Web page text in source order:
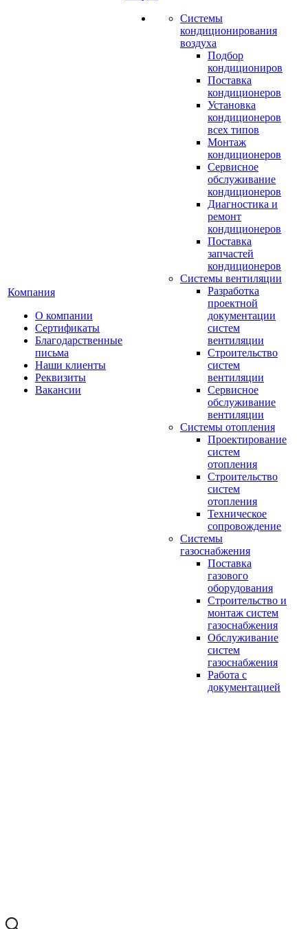
Компания
О компании
Сертификаты
Благодарственные
письма
Наши клиенты
Реквизиты
Вакансии
Системы
кондиционирования
воздуха
Подбор
кондициониров
Поставка
кондиционеров
Установка
кондиционеров
всех типов
Монтаж
кондиционеров
Сервисное
обслуживание
кондиционеров
Диагностика и
ремонт
кондиционеров
Поставка
запчастей
кондиционеров
Системы вентиляции
Разработка
проектной
документации
систем
вентиляции
Строительство
систем
вентиляции
Сервисное
обслуживание
вентиляции
Системы отопления
Проектирование
систем
отопления
Строительство
систем
отопления
Техническое
сопровождение
Системы
газоснабжения
Поставка
газового
оборудования
Строительство и
монтаж систем
газоснабжения
Обслуживание
систем
газоснабжения
Работа с
документацией